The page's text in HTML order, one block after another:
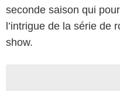
seconde saison qui
l’intrigue de la série de
show.